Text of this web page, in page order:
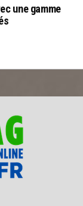
une gamme